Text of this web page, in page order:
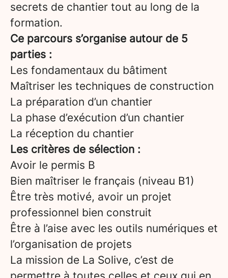
secrets de chantier tout au long de la
formation.
Ce parcours s’organise autour de 5
parties :
Les fondamentaux du bâtiment
Maîtriser les techniques de construction
La préparation d’un chantier
La phase d’exécution d’un chantier
La réception du chantier
Les critères de sélection :
Avoir le permis B
Bien maîtriser le français (niveau B1)
Être très motivé, avoir un projet
professionnel bien construit
Être à l’aise avec les outils numériques et
l’organisation de projets
La mission de La Solive, c’est de